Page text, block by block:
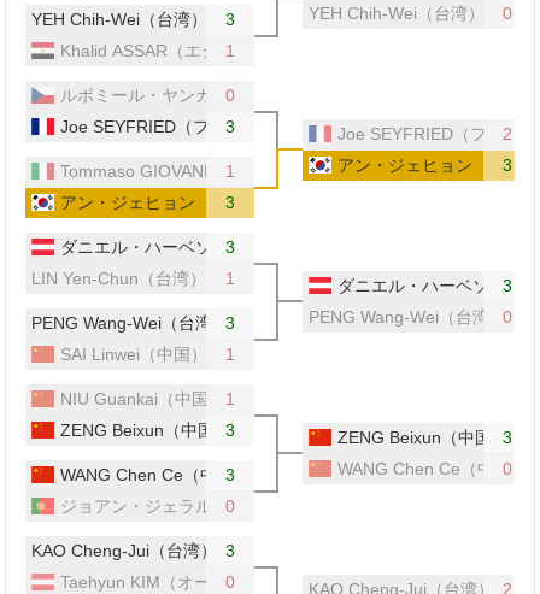
YEH Chih-Wei（台湾）
3
Khalid ASSAR（エジプト）
1
ルボミール・ヤンカリク（チェコ）
0
Joe SEYFRIED（フランス）
3
Tommaso GIOVANNETTI（イタリア）
1
アン・ジェヒョン（韓国）
3
ダニエル・ハーベソン（オーストリア）
3
LIN Yen-Chun（台湾）
1
PENG Wang-Wei（台湾）3
SAI Linwei（中国）
1
NIU Guankai（中国） 1
ZENG Beixun（中国）3
WANG Chen Ce（中国）
3
ジョアン・ジェラルド（ポルトガル）
0
KAO Cheng-Jui（台湾）
3
Taehyun KIM（オーストリア）
0
YEH Chih-Wei（台湾）
0
Joe SEYFRIED（フラン
2
アン・ジェヒョン（韓国）
3
ダニエル・ハーベソン（
3
PENG Wang-Wei（台湾）0
ZENG Beixun（中国）3
WANG Chen Ce（中国）
0
KAO Cheng-Jui（台湾） 2